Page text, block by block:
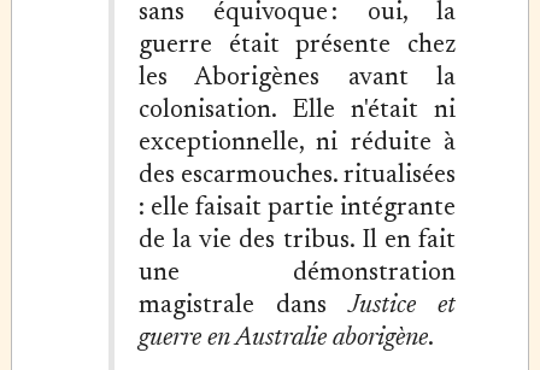
sans équivoque : oui, la
guerre était présente chez
les Aborigènes avant la
colonisation. Elle n'était ni
exceptionnelle, ni réduite à
des escarmouches. ritualisées
: elle faisait partie intégrante
de la vie des tribus. Il en fait
une démonstration
magistrale dansJustice et
guerre en Australie aborigène.